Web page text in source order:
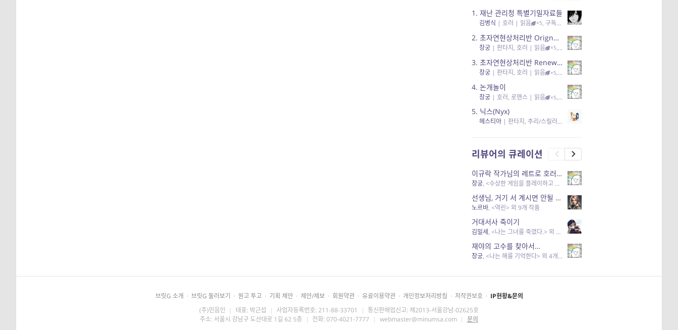
1. 재난 관리청 특별기밀자료들
김병식 | 호러 | 읽음 ×5, 구독 , 응원95, 리뷰3
2. 초자연현상처리반 Orignal + True Ending
창궁 | 판타지, 호러 | 읽음 ×5, 구독 , 응원6
3. 초자연현상처리반 Renewal
창궁 | 판타지, 호러 | 읽음 ×5, 구독 , 응원82, 리뷰4
4. 논개놀이
창궁 | 호러, 로맨스 | 읽음 ×5, 공감11, 응원25
5. 닉스(Nyx)
헤스티아 | 판타지, 추리/스릴러| 읽음
리뷰어의 큐레이션
이규락 작가님의 레트로 호러 리뷰
창궁, <수상한 게임을 플레이하고 있어> 외 3개 작품
선생님, 거기 서 계시면 안될 것 같은데요-역할 클리셰를 비튼 작품들
노르바, <역린> 외 9개 작품
거대서사 죽이기
김밀세, <나는 그녀를 죽였다.> 외 1개 작품
재야의 고수를 찾아서…
창궁, <나는 해를 기억한다> 외 4개 작품
브릿G 소개 · 브릿G 둘러보기 · 원고 투고 · 기획 제안 · 제안/제보 · 회원약관 · 유료이용약관 · 개인정보처리방침 · 저작권보호 · IP현황&문의
(주)민음인 | 대표: 박근섭 | 사업자등록번호: 211-88-33701 | 통신판매업신고: 제2013-서울강남-02625호
주소: 서울시 강남구 도산대로 1길 62 5층 | 전화: 070-4021-7777 | webmaster@minumsa.com | 문의